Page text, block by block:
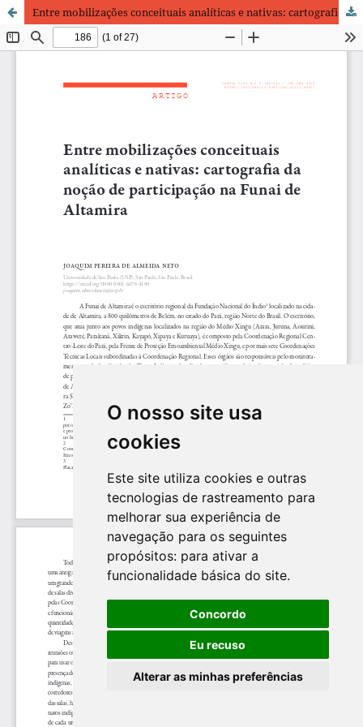
O nosso site usa
cookies
Este site utiliza cookies e outras
tecnologias de rastreamento para
melhorar sua experiência de
navegação para os seguintes
propósitos: para ativar a
funcionalidade básica do site.
Concordo
Eu recuso
Alterar as minhas preferências
Entre mobilizações conceituais analíticas e nativas: cartografia da noção de participação na FUNAI de Altamira